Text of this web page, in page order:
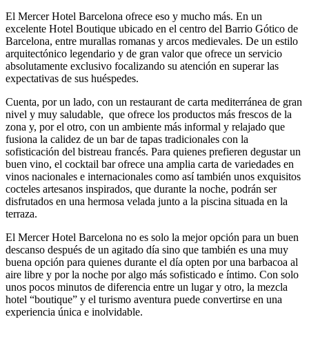
El Mercer Hotel Barcelona ofrece eso y mucho más. En un
excelente Hotel Boutique ubicado en el centro del Barrio Gótico de
Barcelona, entre murallas romanas y arcos medievales. De un estilo
arquitectónico legendario y de gran valor que ofrece un servicio
absolutamente exclusivo focalizando su atención en superar las
expectativas de sus huéspedes.
Cuenta, por un lado, con un restaurant de carta mediterránea de gran
nivel y muy saludable, que ofrece los productos más frescos de la
zona y, por el otro, con un ambiente más informal y relajado que
fusiona la calidez de un bar de tapas tradicionales con la
sofisticación del bistreau francés. Para quienes prefieren degustar un
buen vino, el cocktail bar ofrece una amplia carta de variedades en
vinos nacionales e internacionales como así también unos exquisitos
cocteles artesanos inspirados, que durante la noche, podrán ser
disfrutados en una hermosa velada junto a la piscina situada en la
terraza.
El Mercer Hotel Barcelona no es solo la mejor opción para un buen
descanso después de un agitado día sino que también es una muy
buena opción para quienes durante el día opten por una barbacoa al
aire libre y por la noche por algo más sofisticado e íntimo. Con solo
unos pocos minutos de diferencia entre un lugar y otro, la mezcla
hotel “boutique” y el turismo aventura puede convertirse en una
experiencia única e inolvidable.